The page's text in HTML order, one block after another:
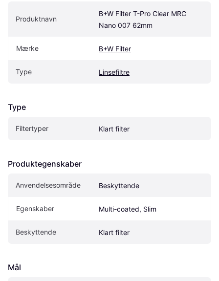
Produktnavn
B+W Filter T-Pro Clear MRC
Nano 007 62mm
Mærke B+W Filter
Type Linsefiltre
Type
Filtertyper Klart filter
Produktegenskaber
Anvendelsesområde Beskyttende
Egenskaber Multi-coated, Slim
Beskyttende Klart filter
Mål